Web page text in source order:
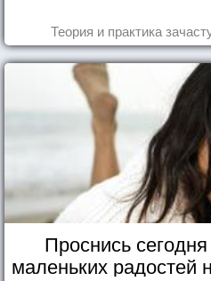
Теория и практика
Проснись
маленьких радостей